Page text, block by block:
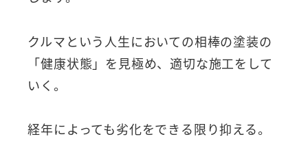
クルマという人生においての相棒の塗装の
「健康状態」を見極め、適切な施工をして
いく。
経年によっても劣化をできる限り抑える。